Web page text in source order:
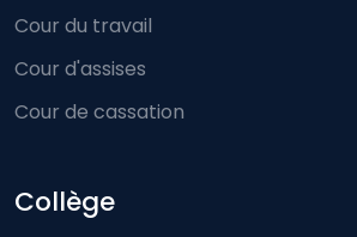
Cour du travail
Cour d'assises
Cour de cassation
Collège